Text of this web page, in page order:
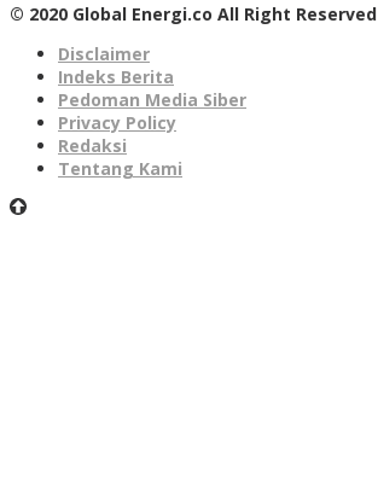
© 2020 Global Energi.co All Right Reserved
Disclaimer
Indeks Berita
Pedoman Media Siber
Privacy Policy
Redaksi
Tentang Kami